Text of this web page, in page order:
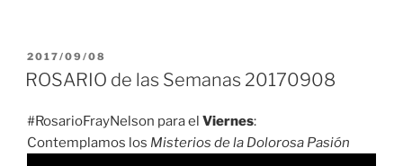
PUBLICADO
EL
2017/09/08
ROSARIO de las Semanas 20170908
#RosarioFrayNelson para el Viernes:
Contemplamos los Misterios de la Dolorosa Pasión